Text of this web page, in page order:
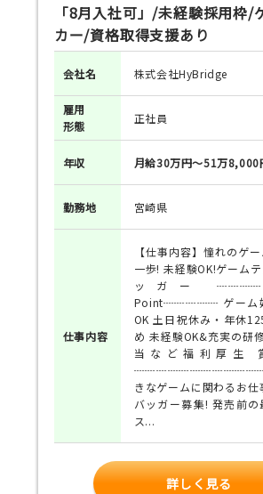
「8月入社可」/未経験採用枠/
カー/資格取得支援あり
会社名 株式会社HyBridge
雇用
形態
正社員
年収 月給30万円～51万8,000
勤務地 宮崎県
仕事内容
【仕事内容】憧れのゲ
一歩! 未経験OK!ゲーム
ッガー
Point┈┈┈┈┈ ゲーム
OK 土日祝休み・年休
め 未経験OK&充実の研
当など福利厚生
きなゲームに関わるお
バッガー募集! 発売前の
ス...
詳しく見る